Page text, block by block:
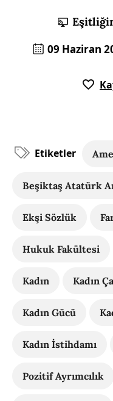
09 Haziran
Etiketler
Beşiktaş Atatürk
Ekşi Sözlük
Hukuk Fakültesi
Kadın Kadın
Kadın Gücü
Kadın İstihdamı
Pozitif Ayrımcılık